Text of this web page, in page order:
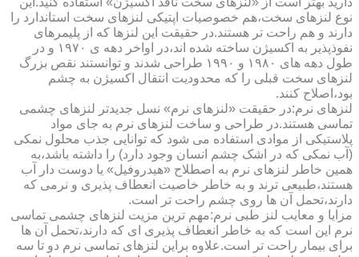
نوع لنزهای سخت،هم خصوصیات اپتیکی لنزهای سخت استاندارد را
دارند و هم راحت تر هستند.در حقیقت این لنزها که از پلیمرهای
نفوذپذیر به اکسیژن ساخته شده اند،در اواخر دهه ی ۱۹۷۰ و در
طول دهه های ۱۹۸۰ و ۱۹۹۰ طراحی شدند و توانستند نقص بزرگ
لنزهای سخت قبلی را که محدودیت انتقال اکسیژن به چشم
بود،اصلاح کنند.
لنزهای نرم:در حقیقت «لنزهای نرم» نسل جدیدتر لنزهای چشمی
تماسی هستند.در طراحی و ساخت لنزهای نرم به جای مواد
پلاستیکی از موادی استفاده می شود که توانایی جذب محلول نمکی
(آب نمکی که در اشک چشم انسان وجود دارد) را داشته باشد،به
همین خاطر لنزهای نرم به اصطلاح «هیدروفیل» یا دوست دار آب
هستند،طبیعی ترند و به خاطر خاصیت انعطاف پذیری و نرمی که
دارند،تحمل آن ها روی چشم راحت تر است.
مزایا و معایب لنز طبی نرم:مهم ترین مزیت لنزهای چشمی تماسی
نرم این است که به خاطر انعطاف پذیری ای که دارند،تحمل آن ها
برای بیمار راحت تر است.علاوه براین لنزهای تماسی نرم دو تا سه